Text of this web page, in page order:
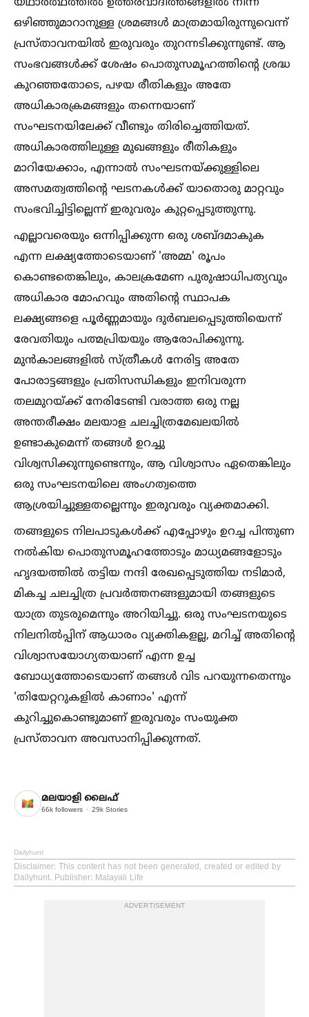
യഥാര്‍ത്ഥത്തില്‍ ഉത്തരവാദിത്തങ്ങളില്‍ നിന്ന്
ഒഴിഞ്ഞുമാറാനുള്ള ശ്രമങ്ങള്‍ മാത്രമായിരുന്നുവെന്ന്
പ്രസ്താവനയില്‍ ഇരുവരും തുറന്നടിക്കുന്നുണ്ട്. ആ
സംഭവങ്ങള്‍ക്ക് ശേഷം പൊതുസമൂഹത്തിന്റെ ശ്രദ്ധ
കുറഞ്ഞതോടെ, പഴയ രീതികളും അതേ
അധികാരക്രമങ്ങളും തന്നെയാണ്
സംഘടനയിലേക്ക് വീണ്ടും തിരിച്ചെത്തിയത്.
അധികാരത്തിലുള്ള മുഖങ്ങളും രീതികളും
മാറിയേക്കാം, എന്നാല്‍ സംഘടനയ്ക്കുള്ളിലെ
അസമത്വത്തിന്റെ ഘടനകള്‍ക്ക് യാതൊരു മാറ്റവും
സംഭവിച്ചിട്ടില്ലെന്ന് ഇരുവരും കുറ്റപ്പെടുത്തുന്നു.
എല്ലാവരെയും ഒന്നിപ്പിക്കുന്ന ഒരു ശബ്ദമാകുക
എന്ന ലക്ഷ്യത്തോടെയാണ് 'അമ്മ' രൂപം
കൊണ്ടതെങ്കിലും, കാലക്രമേണ പുരുഷാധിപത്യവും
അധികാര മോഹവും അതിന്റെ സ്ഥാപക
ലക്ഷ്യങ്ങളെ പൂര്‍ണ്ണമായും ദുര്‍ബലപ്പെടുത്തിയെന്ന്
രേവതിയും പത്മപ്രിയയും ആരോപിക്കുന്നു.
മുന്‍കാലങ്ങളില്‍ സ്ത്രീകള്‍ നേരിട്ട അതേ
പോരാട്ടങ്ങളും പ്രതിസന്ധികളും ഇനിവരുന്ന
തലമുറയ്ക്ക് നേരിടേണ്ടി വരാത്ത ഒരു നല്ല
അന്തരീക്ഷം മലയാള ചലച്ചിത്രമേഖലയില്‍
ഉണ്ടാകുമെന്ന് തങ്ങള്‍ ഉറച്ചു
വിശ്വസിക്കുന്നുണ്ടെന്നും, ആ വിശ്വാസം ഏതെങ്കിലും
ഒരു സംഘടനയിലെ അംഗത്വത്തെ
ആശ്രയിച്ചുള്ളതല്ലെന്നും ഇരുവരും വ്യക്തമാക്കി.
തങ്ങളുടെ നിലപാടുകള്‍ക്ക് എപ്പോഴും ഉറച്ച പിന്തുണ
നല്‍കിയ പൊതുസമൂഹത്തോടും മാധ്യമങ്ങളോടും
ഹൃദയത്തില്‍ തട്ടിയ നന്ദി രേഖപ്പെടുത്തിയ നടിമാര്‍,
മികച്ച ചലച്ചിത്ര പ്രവര്‍ത്തനങ്ങളുമായി തങ്ങളുടെ
യാത്ര തുടരുമെന്നും അറിയിച്ചു. ഒരു സംഘടനയുടെ
നിലനില്‍പ്പിന് ആധാരം വ്യക്തികളല്ല, മറിച്ച്‌ അതിന്റെ
വിശ്വാസയോഗ്യതയാണ് എന്ന ഉച്ച
ബോധ്യത്തോടെയാണ് തങ്ങള്‍ വിട പറയുന്നതെന്നും
'തിയേറ്ററുകളില്‍ കാണാം' എന്ന്
കുറിച്ചുകൊണ്ടുമാണ് ഇരുവരും സംയുക്ത
പ്രസ്താവന അവസാനിപ്പിക്കുന്നത്.
മലയാളി ലൈഫ്
66k followers 29k Stories
Dailyhunt
Disclaimer: This content has not been generated, created or edited by
Dailyhunt. Publisher: Malayali Life
ADVERTISEMENT